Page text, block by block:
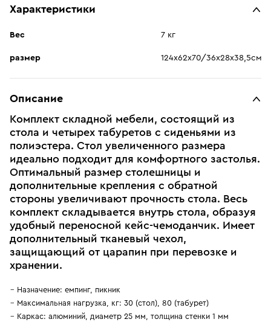
Характеристики
Вес 7 кг
размер 124х62х70/36х28х38,5см
Описание
Комплект складной мебели, состоящий из
стола и четырех табуретов с сиденьями из
полиэстера. Стол увеличенного размера
идеально подходит для комфортного застолья.
Оптимальный размер столешницы и
дополнительные крепления с обратной
стороны увеличивают прочность стола. Весь
комплект складывается внутрь стола, образуя
удобный переносной кейс-чемоданчик. Имеет
дополнительный тканевый чехол,
защищающий от царапин при перевозке и
хранении.
Назначение: емпинг, пикник
Максимальная нагрузка, кг: 30 (стол), 80 (табурет)
Каркас: алюминий, диаметр 25 мм, толщина стенки 1 мм